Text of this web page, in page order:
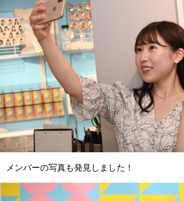
メンバーの写真も発見しました！